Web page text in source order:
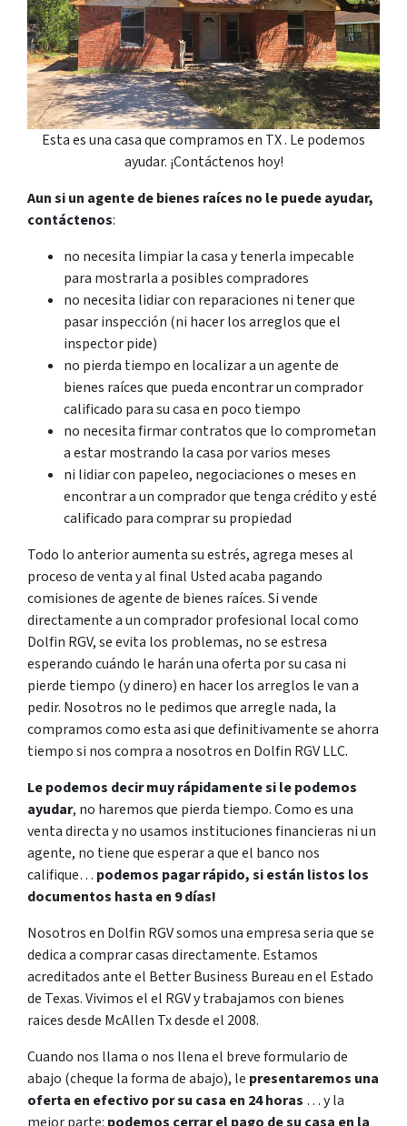
Esta es una casa que compramos en TX . Le podemos
ayudar. ¡Contáctenos hoy!
Aun si un agente de bienes raíces no le puede ayudar,
contáctenos:
no necesita limpiar la casa y tenerla impecable
para mostrarla a posibles compradores
no necesita lidiar con reparaciones ni tener que
pasar inspección (ni hacer los arreglos que el
inspector pide)
no pierda tiempo en localizar a un agente de
bienes raíces que pueda encontrar un comprador
calificado para su casa en poco tiempo
no necesita firmar contratos que lo comprometan
a estar mostrando la casa por varios meses
ni lidiar con papeleo, negociaciones o meses en
encontrar a un comprador que tenga crédito y esté
calificado para comprar su propiedad
Todo lo anterior aumenta su estrés, agrega meses al
proceso de venta y al final Usted acaba pagando
comisiones de agente de bienes raíces. Si vende
directamente a un comprador profesional local como
Dolfin RGV, se evita los problemas, no se estresa
esperando cuándo le harán una oferta por su casa ni
pierde tiempo (y dinero) en hacer los arreglos le van a
pedir. Nosotros no le pedimos que arregle nada, la
compramos como esta asi que definitivamente se ahorra
tiempo si nos compra a nosotros en Dolfin RGV LLC.
Le podemos decir muy rápidamente si le podemos
ayudar, no haremos que pierda tiempo. Como es una
venta directa y no usamos instituciones financieras ni un
agente, no tiene que esperar a que el banco nos
califique… podemos pagar rápido, si están listos los
documentos hasta en 9 días!
Nosotros en Dolfin RGV somos una empresa seria que se
dedica a comprar casas directamente. Estamos
acreditados ante el Better Business Bureau en el Estado
de Texas. Vivimos el el RGV y trabajamos con bienes
raices desde McAllen Tx desde el 2008.
Cuando nos llama o nos llena el breve formulario de
abajo (cheque la forma de abajo), le presentaremos una
oferta en efectivo por su casa en 24 horas … y la